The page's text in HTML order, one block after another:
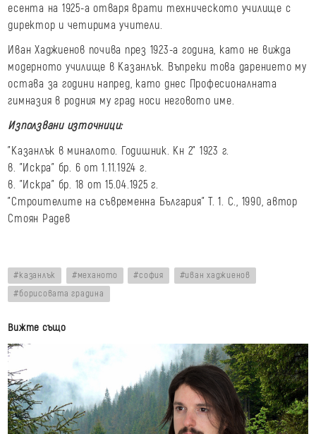
есента на 1925-а отваря врати техническото училище с
директор и четирима учители.
Иван Хаджиенов почива през 1923-а година, като не вижда
модерното училище в Казанлък. Въпреки това дарението му
остава за години напред, като днес Професионалната
гимназия в родния му град носи неговото име.
Използвани източници:
"Казанлък в миналото. Годишник. Кн 2" 1923 г.
в. "Искра" бр. 6 от 1.11.1924 г.
в. "Искра" бр. 18 от 15.04.1925 г.
"Строителите на съвременна България" Т. 1. С., 1990, автор
Стоян Радев
казанлък механото софия
иван хаджиенов
борисовата градина
Вижте също